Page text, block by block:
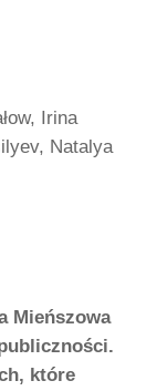
Irina
Natalya
Mieńszowa
które